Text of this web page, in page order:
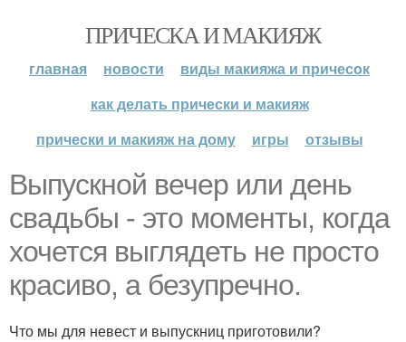
ПРИЧЕСКА И МАКИЯЖ
главная новости
виды макияжа и причесок
как делать прически и макияж
прически и макияж на дому
игры отзывы
Выпускной вечер или день
свадьбы - это моменты, когда
хочется выглядеть не просто
красиво, а безупречно.
Что мы для невест и выпускниц приготовили?